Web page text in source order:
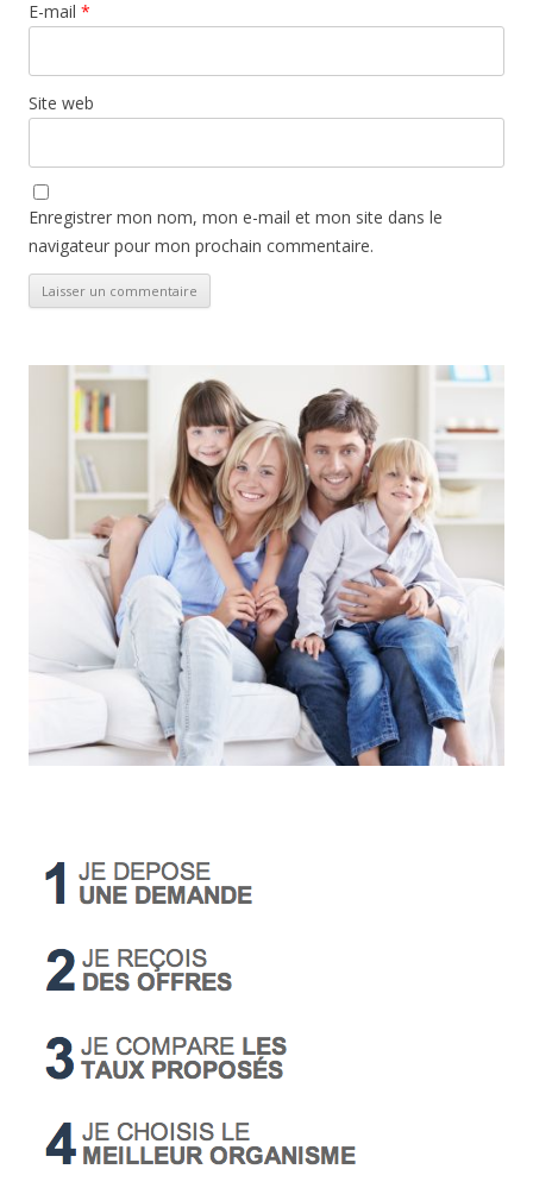
E-mail *
Site web
Enregistrer mon nom, mon e-mail et mon site dans le
navigateur pour mon prochain commentaire.